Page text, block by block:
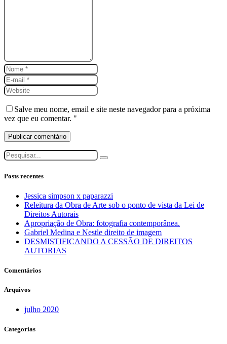
Salve meu nome, email e site neste navegador para a próxima
vez que eu comentar. "
Posts recentes
Jessica simpson x paparazzi
Releitura da Obra de Arte sob o ponto de vista da Lei de
Direitos Autorais
Apropriação de Obra: fotografia contemporânea.
Gabriel Medina e Nestle direito de imagem
DESMISTIFICANDO A CESSÃO DE DIREITOS
AUTORIAS
Comentários
Arquivos
julho 2020
Categorias